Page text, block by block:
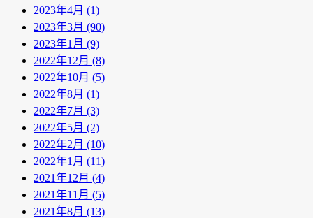
2023年4月 (1)
2023年3月 (90)
2023年1月 (9)
2022年12月 (8)
2022年10月 (5)
2022年8月 (1)
2022年7月 (3)
2022年5月 (2)
2022年2月 (10)
2022年1月 (11)
2021年12月 (4)
2021年11月 (5)
2021年8月 (13)